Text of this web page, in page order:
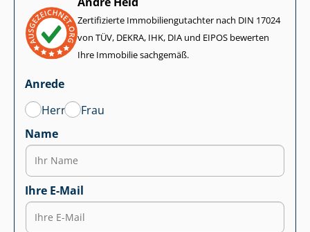
Zertifizierte Im­mo­bi­li­en­gut­ach­ter nach DIN 17024
von TÜV, DEKRA, IHK, DIA und EIPOS bewerten
Ihre Immobilie sachgemäß.
Anrede
Herr
Frau
Name
Ihre E-Mail